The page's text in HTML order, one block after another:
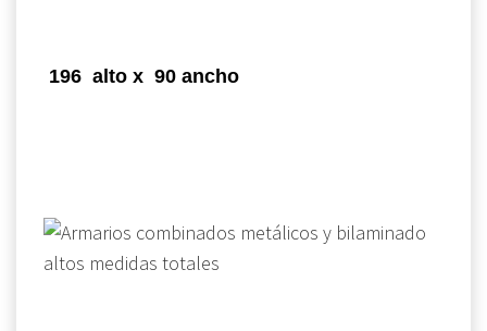
196 alto x 90 ancho